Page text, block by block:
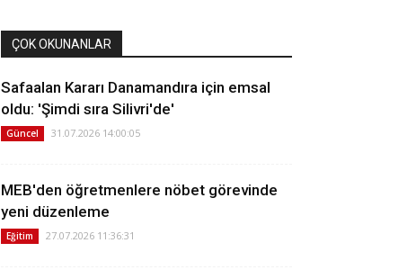
ÇOK OKUNANLAR
Safaalan Kararı Danamandıra için emsal
oldu: 'Şimdi sıra Silivri'de'
Güncel 31.07.2026 14:00:05
MEB'den öğretmenlere nöbet görevinde
yeni düzenleme
Eğitim 27.07.2026 11:36:31